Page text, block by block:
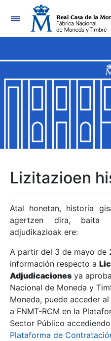
Nabigazioa
Erakutsi/Ezkutatu
Erakutsi/Ezkutatu
Erakutsi/Ezkutatu
Erakutsi/Ezkutatu
Erakutsi/Ezkutatu
Erakutsi/Ezkutatu
Erakutsi/Ezkutatu
Lizitazioen
Atal honetan, historia
agertzen dira, baita
adjudikazioak ere:
A partir del 3 de mayo de
información respecto a
Adjudicaciones ya
Nacional de Moneda y
Moneda, puede acceder
a FNMT-RCM en la
Sector Público
Plataforma de